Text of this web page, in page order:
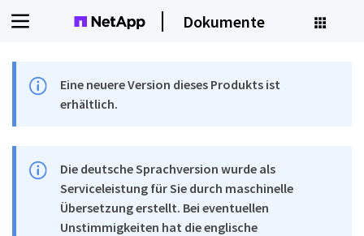
Dokumente
Eine neuere Version dieses Produkts ist
erhältlich.
Die deutsche Sprachversion wurde als
Serviceleistung für Sie durch maschinelle
Übersetzung erstellt. Bei eventuellen
Unstimmigkeiten hat die englische